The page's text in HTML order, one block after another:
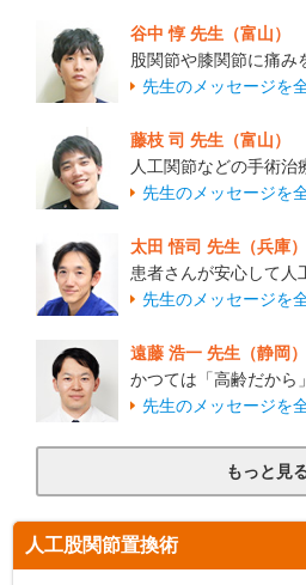
谷中 惇 先生（富山）
股関節や膝関節に痛
先生のメッセージを
藤枝 司 先生（富山）
人工関節などの手術
先生のメッセージを
太田 悟司 先生（兵庫）
患者さんが安心して
先生のメッセージを
遠藤 浩一 先生（静岡）
かつては「高齢だか
先生のメッセージを
もっと見
人工股関節置換術